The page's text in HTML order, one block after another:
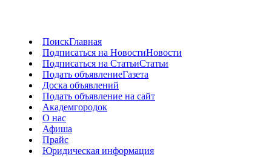
ПоискГлавная
Подписаться на НовостиНовости
Подписаться на СтатьиСтатьи
Подать объявлениеГазета
Доска объявлений
Подать объявление на сайт
Академгородок
О нас
Афиша
Прайс
Юридическая информация